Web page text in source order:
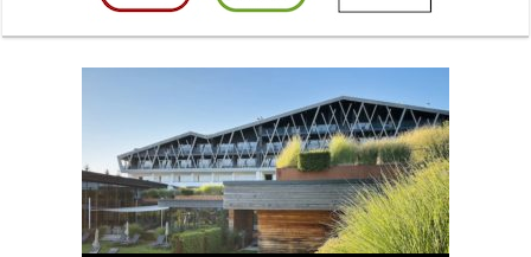
The Open 2026 in Royal Birkdale: Warum der